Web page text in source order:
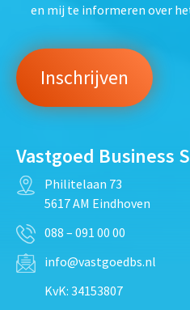
en mij te informeren over
Vastgoed Business
Philitelaan 73
5617 AM Eindhoven
088 – 091 00 00
info@vastgoedbs.nl
KvK: 34153807